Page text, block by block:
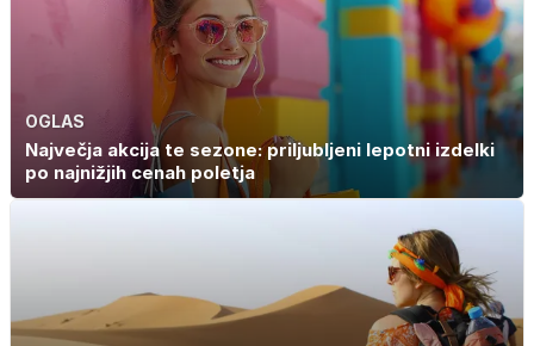
OGLAS
Največja akcija te sezone: priljubljeni lepotni izdelki
po najnižjih cenah poletja